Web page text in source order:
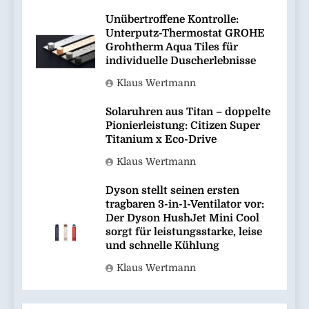
Unübertroffene Kontrolle:
Unterputz-Thermostat GROHE
Grohtherm Aqua Tiles für
individuelle Duscherlebnisse
Klaus Wertmann
Solaruhren aus Titan – doppelte
Pionierleistung: Citizen Super
Titanium x Eco-Drive
Klaus Wertmann
Dyson stellt seinen ersten
tragbaren 3-in-1-Ventilator vor:
Der Dyson HushJet Mini Cool
sorgt für leistungsstarke, leise
und schnelle Kühlung
Klaus Wertmann